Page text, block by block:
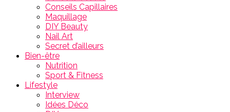
Conseils Capillaires
Maquillage
DIY Beauty
Nail Art
Secret d’ailleurs
Bien-être
Nutrition
Sport & Fitness
Lifestyle
Interview
Idées Déco